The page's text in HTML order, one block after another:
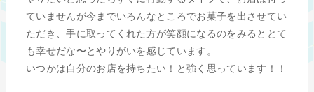
ていませんが今までいろんなところでお菓子を出させてい
ただき、手に取ってくれた方が笑顔になるのをみるととて
も幸せだな〜とやりがいを感じています。
いつかは自分のお店を持ちたい！と強く思っています！！